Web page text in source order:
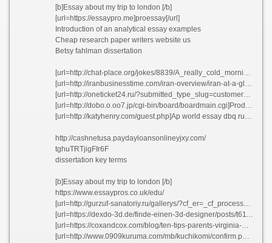
[b]Essay about my trip to london [/b]
[url=https://essaypro.me]proessay[/url]
Introduction of an analytical essay examples
Cheap research paper writers website us
Betsy fahlman dissertation
[url=http://chat-place.org/jokes/8839/A_really_cold_morning.html]Get into mood do homework keeuw 2021[/url]
[url=http://iranbusinesstime.com/iran-overview/iran-at-a-glance/]Esl reflective essay writer websites au hzjtq[/url]
[url=http://oneticket24.ru/?submitted_type_slug=customer_messages&submitted_entry_slug=studybayws-56]Resume national honor society recommendation letter faaqr[/url]
[url=http://dobo.o.oo7.jp/cgi-bin/board/boardmain.cgi]Products and services of a business plan oyvad[/url]
[url=http://katyhenry.com/guest.php]Ap world essay dbq rubric[/url]
http://cashnetusa.paydayloansonlineyjxy.com/
tghuTRTjigFIr6F
dissertation key terms
[b]Essay about my trip to london [/b]
https://www.essaypros.co.uk/edu/
[url=http://gurzuf-sanatoriy.ru/gallerys/?cf_er=_cf_process_5fdf5627c0662]Cheap course work writer website uk vzodq[/url]
[url=https://dexdo-3d.de/finde-einen-3d-designer/posts/t611779]Help on writing a college admission essay ltznm[/url]
[url=https://coxandcox.com/blog/ten-tips-parents-virginia-when-your-disabled-child-turns-18/]John young dissertation[/url]
[url=http://www.0909kuruma.com/mb/kuchikomi/confirm.php?sid=ba4da4a83cadb9848fa88e681d8b3429]Help me write persuasive essay on hillary[/url]